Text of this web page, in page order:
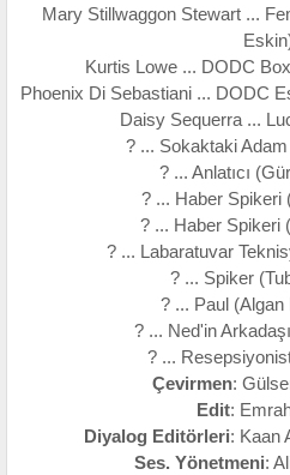
Mary Stillwaggon Stewart ...
Kurtis Lowe ... DODC
Phoenix Di Sebastiani ... DODC
Daisy Sequerra ...
? ... Sokaktaki Adam
? ... Anlatıcı
? ... Haber Spikeri
? ... Haber Spikeri
? ... Labaratuvar
? ... Spiker
? ... Paul (Algan
? ... Ned'in
? ...
Çevirmen:
Edit:
Diyalog Editörleri: Kaan
Ses. Yönetmeni: